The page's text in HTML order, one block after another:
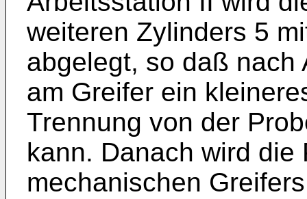
weiteren Zylinders 5
abgelegt, so daß nach
am Greifer ein
Trennung von der
kann. Danach wird die
mechanischen